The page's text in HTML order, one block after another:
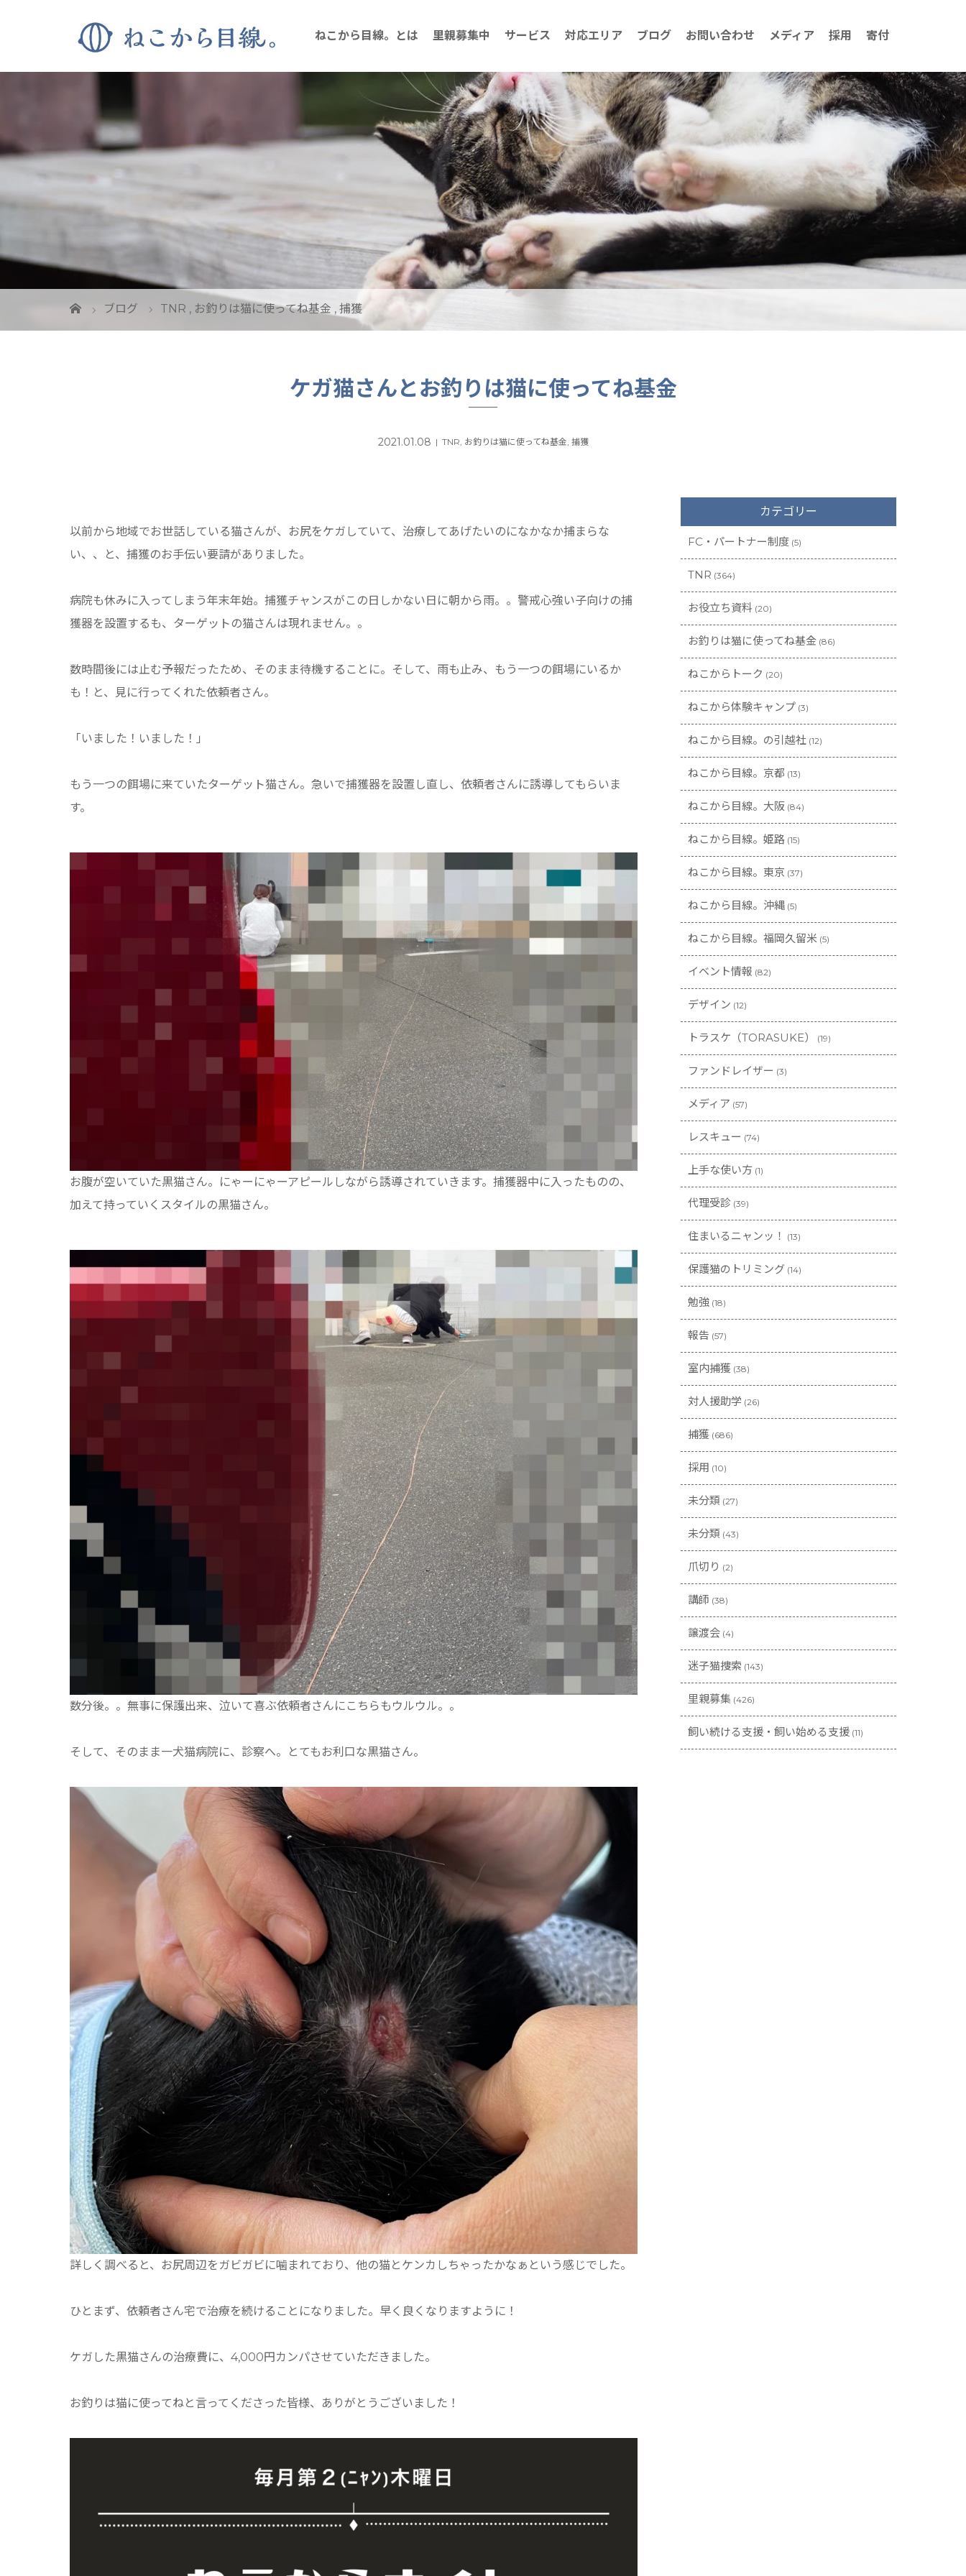
ねこから目線。とは 里親募集中 サービス 対応エリア ブログ お問い合わせ メディア 採用 寄付
ブログ TNR , お釣りは猫に使ってね基金 , 捕獲
ケガ猫さんとお釣りは猫に使ってね基金
2021.01.08 TNR, お釣りは猫に使ってね基金, 捕獲
以前から地域でお世話している猫さんが、お尻をケガしていて、治療してあげたいのになかなか捕まらな
い、、と、捕獲のお手伝い要請がありました。
病院も休みに入ってしまう年末年始。捕獲チャンスがこの日しかない日に朝から雨。。警戒心強い子向けの捕
獲器を設置するも、ターゲットの猫さんは現れません。。
数時間後には止む予報だったため、そのまま待機することに。そして、雨も止み、もう一つの餌場にいるか
も！と、見に行ってくれた依頼者さん。
「いました！いました！」
もう一つの餌場に来ていたターゲット猫さん。急いで捕獲器を設置し直し、依頼者さんに誘導してもらいま
す。
お腹が空いていた黒猫さん。にゃーにゃーアピールしながら誘導されていきます。捕獲器中に入ったものの、
加えて持っていくスタイルの黒猫さん。
数分後。。無事に保護出来、泣いて喜ぶ依頼者さんにこちらもウルウル。。
そして、そのまま一犬猫病院に、診察へ。とてもお利口な黒猫さん。
詳しく調べると、お尻周辺をガビガビに噛まれており、他の猫とケンカしちゃったかなぁという感じでした。
ひとまず、依頼者さん宅で治療を続けることになりました。早く良くなりますように！
ケガした黒猫さんの治療費に、4,000円カンパさせていただきました。
お釣りは猫に使ってねと言ってくださった皆様、ありがとうございました！
カテゴリー
FC・パートナー制度 (5)
TNR (364)
お役立ち資料 (20)
お釣りは猫に使ってね基金 (86)
ねこからトーク (20)
ねこから体験キャンプ (3)
ねこから目線。の引越社 (12)
ねこから目線。京都 (13)
ねこから目線。大阪 (84)
ねこから目線。姫路 (15)
ねこから目線。東京 (37)
ねこから目線。沖縄 (5)
ねこから目線。福岡久留米 (5)
イベント情報 (82)
デザイン (12)
トラスケ（TORASUKE） (19)
ファンドレイザー (3)
メディア (57)
レスキュー (74)
上手な使い方 (1)
代理受診 (39)
住まいるニャンッ！ (13)
保護猫のトリミング (14)
勉強 (18)
報告 (57)
室内捕獲 (38)
対人援助学 (26)
捕獲 (686)
採用 (10)
未分類 (27)
未分類 (43)
爪切り (2)
講師 (38)
譲渡会 (4)
迷子猫捜索 (143)
里親募集 (426)
飼い続ける支援・飼い始める支援 (11)